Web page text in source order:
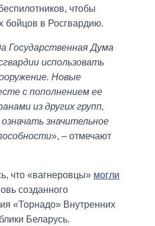
чтобы
бойцов в Росгвардию.
Государственная Дума
использовать
Новые
с пополнением ее
из других групп,
значительное
», – отмечают
что «вагнеровцы» могли
созданного
«Торнадо» Внутренних
Беларусь.